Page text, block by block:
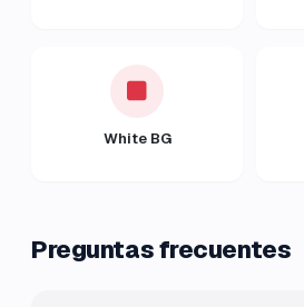
White BG
Preguntas frecuentes